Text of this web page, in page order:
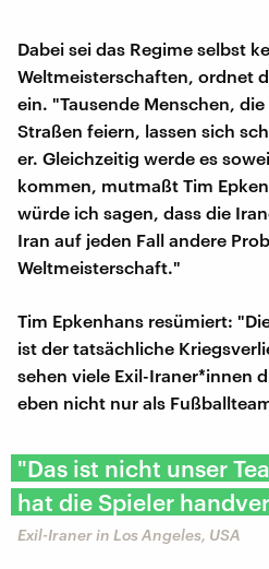
Dabei sei das Regime selbst
Weltmeisterschaften, ordnet
ein. "Tausende Menschen,
Straßen feiern, lassen sich
er. Gleichzeitig werde es
kommen, mutmaßt Tim
würde ich sagen, dass die
Iran auf jeden Fall andere
Weltmeisterschaft."
Tim Epkenhans resümiert:
ist der tatsächliche
sehen viele Exil-Iraner*innen
eben nicht nur als
"Das ist nicht unser
hat die Spieler
Exil-Iraner in Los Angeles, USA